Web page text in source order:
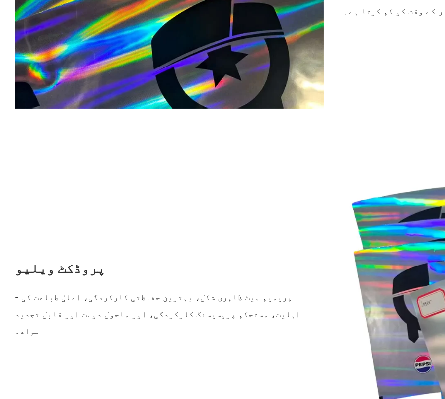
کے وقت کو کم کرتا ہے۔
پروڈکٹ ویلیو
- پریمیم میٹ ظاہری شکل، بہترین حفاظتی کارکردگی، اعلیٰ طباعت کی
اہلیت، مستحکم پروسیسنگ کارکردگی، اور ماحول دوست اور قابل تجدید
مواد۔